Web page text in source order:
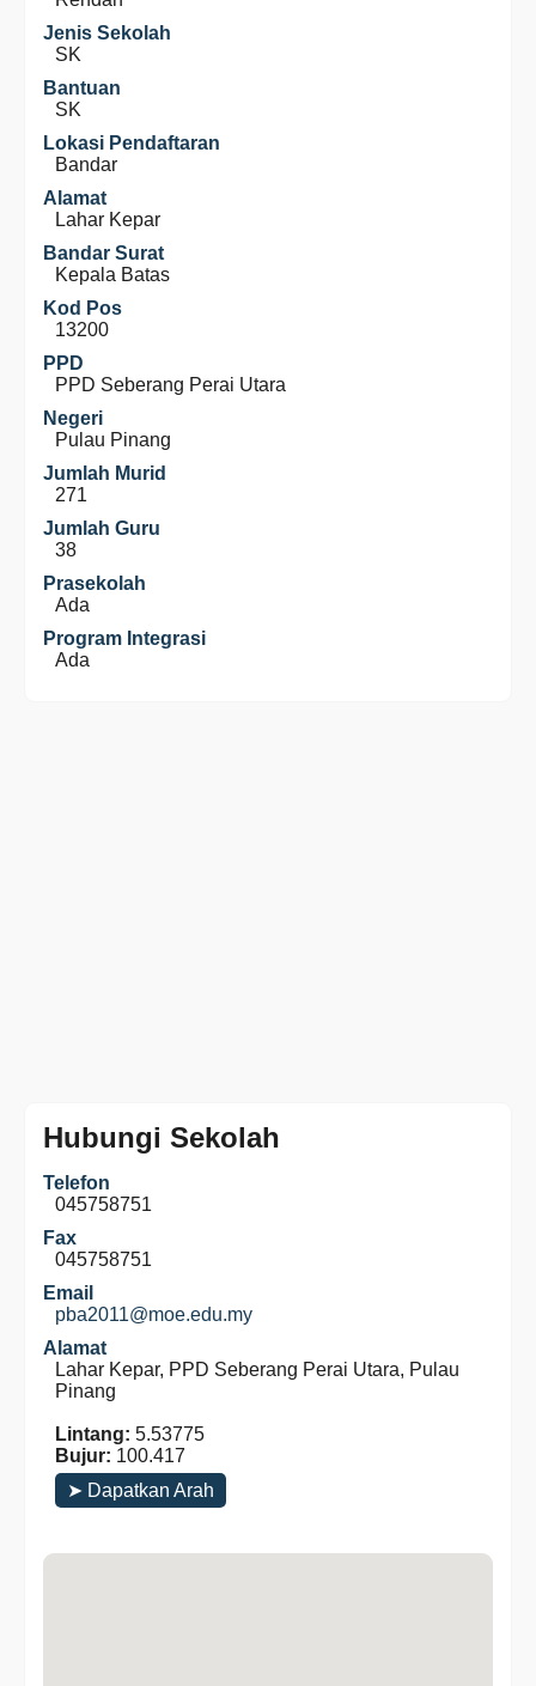
Jenis Sekolah
SK
Bantuan
SK
Lokasi Pendaftaran
Bandar
Alamat
Lahar Kepar
Bandar Surat
Kepala Batas
Kod Pos
13200
PPD
PPD Seberang Perai Utara
Negeri
Pulau Pinang
Jumlah Murid
271
Jumlah Guru
38
Prasekolah
Ada
Program Integrasi
Ada
Hubungi Sekolah
Telefon
045758751
Fax
045758751
Email
pba2011@moe.edu.my
Alamat
Lahar Kepar, PPD Seberang Perai Utara, Pulau
Pinang
Lintang: 5.53775
Bujur: 100.417
➤ Dapatkan Arah